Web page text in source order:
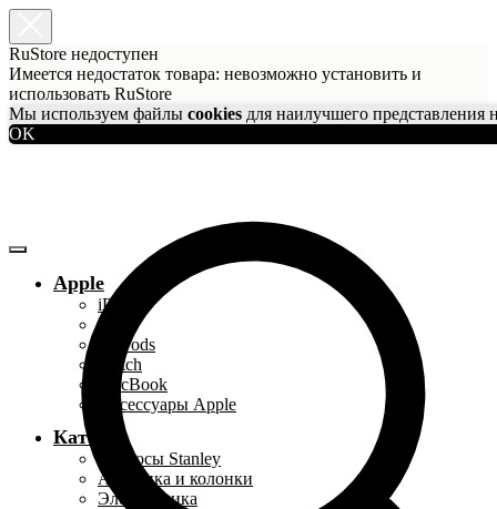
RuStore недоступен
Имеется недостаток товара: невозможно установить и
использовать RuStore
Мы используем файлы cookies для наилучшего представления
OK
Apple
iPhone
iPad
AirPods
Watch
MacBook
Аксессуары Apple
Каталог
Термосы Stanley
Акустика и колонки
Электроника